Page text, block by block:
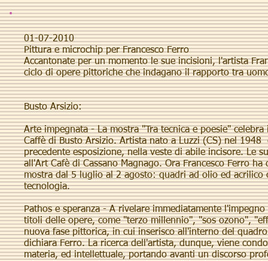
01-07-2010
Pittura e microchip per Francesco Ferro
Accantonate per un momento le sue incisioni, l'artista
ciclo di opere pittoriche che indagano il rapporto tra
Busto Arsizio:
Arte impegnata - La mostra "Tra tecnica e poesie"
Caffè di Busto Arsizio. Artista nato a Luzzi (CS) nel
precedente esposizione, nella veste di abile incisore. Le
all'Art Cafè di Cassano Magnago. Ora Francesco Ferro
mostra dal 5 luglio al 2 agosto: quadri ad olio ed
tecnologia.
Pathos e speranza - A rivelare immediatamente
titoli delle opere, come "terzo millennio", "sos ozono",
nuova fase pittorica, in cui inserisco all'interno del
dichiara Ferro. La ricerca dell'artista, dunque, viene
materia, ed intellettuale, portando avanti un discorso